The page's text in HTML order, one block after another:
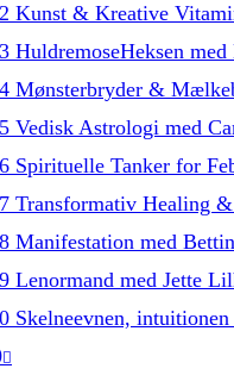
Kunst & Kreative
HuldremoseHeksen
Mønsterbryder &
Vedisk Astrologi med
Spirituelle Tanker for
Transformativ Healing
Manifestation med
Lenormand med Jette
Skelneevnen,